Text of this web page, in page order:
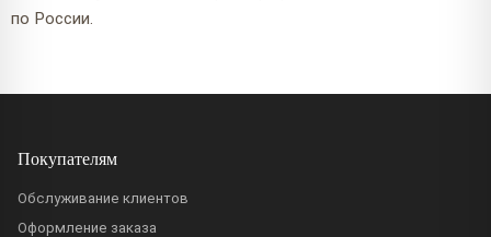
по России.
Покупателям
Обслуживание клиентов
Оформление заказа